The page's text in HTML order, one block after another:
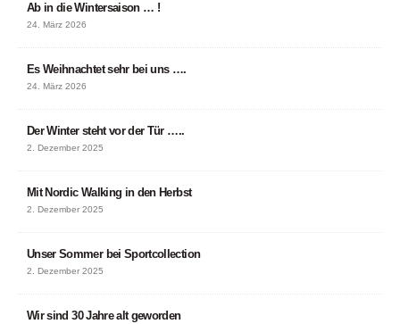
Ab in die Wintersaison … !
24. März 2026
Es Weihnachtet sehr bei uns ….
24. März 2026
Der Winter steht vor der Tür …..
2. Dezember 2025
Mit Nordic Walking in den Herbst
2. Dezember 2025
Unser Sommer bei Sportcollection
2. Dezember 2025
Wir sind 30 Jahre alt geworden